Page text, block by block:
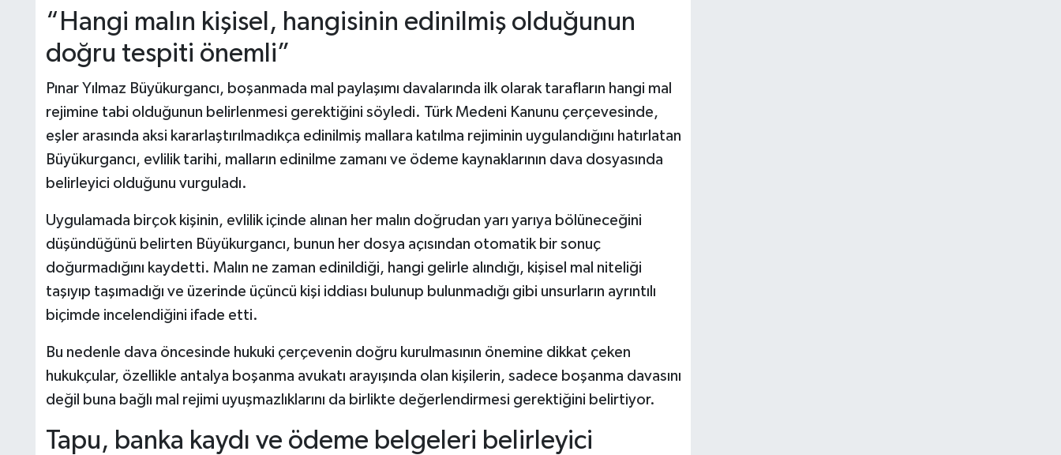
“Hangi malın kişisel, hangisinin edinilmiş olduğunun
doğru tespiti önemli”
Pınar Yılmaz Büyükurgancı, boşanmada mal paylaşımı davalarında ilk olarak tarafların hangi mal
rejimine tabi olduğunun belirlenmesi gerektiğini söyledi. Türk Medeni Kanunu çerçevesinde,
eşler arasında aksi kararlaştırılmadıkça edinilmiş mallara katılma rejiminin uygulandığını hatırlatan
Büyükurgancı, evlilik tarihi, malların edinilme zamanı ve ödeme kaynaklarının dava dosyasında
belirleyici olduğunu vurguladı.
Uygulamada birçok kişinin, evlilik içinde alınan her malın doğrudan yarı yarıya bölüneceğini
düşündüğünü belirten Büyükurgancı, bunun her dosya açısından otomatik bir sonuç
doğurmadığını kaydetti. Malın ne zaman edinildiği, hangi gelirle alındığı, kişisel mal niteliği
taşıyıp taşımadığı ve üzerinde üçüncü kişi iddiası bulunup bulunmadığı gibi unsurların ayrıntılı
biçimde incelendiğini ifade etti.
Bu nedenle dava öncesinde hukuki çerçevenin doğru kurulmasının önemine dikkat çeken
hukukçular, özellikle antalya boşanma avukatı arayışında olan kişilerin, sadece boşanma davasını
değil buna bağlı mal rejimi uyuşmazlıklarını da birlikte değerlendirmesi gerektiğini belirtiyor.
Tapu, banka kaydı ve ödeme belgeleri belirleyici